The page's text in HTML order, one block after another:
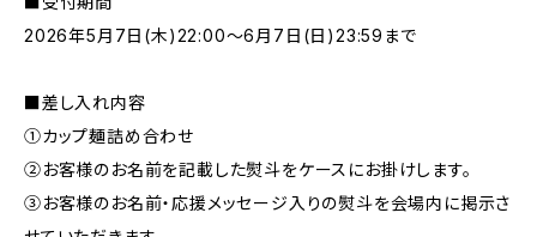
2026年5月7日(木)22:00〜6月7日(日)23:59まで
■差し入れ内容
①カップ麺詰め合わせ
②お客様のお名前を記載した熨斗をケースにお掛けします。
③お客様のお名前・応援メッセージ入りの熨斗を会場内に掲示さ